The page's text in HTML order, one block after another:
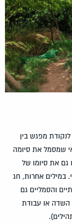
מפגש בין
שמסמל את סיומה
גם את סיומו של
במילים אחרות, חג
והסמליים גם
השדה או עבודת